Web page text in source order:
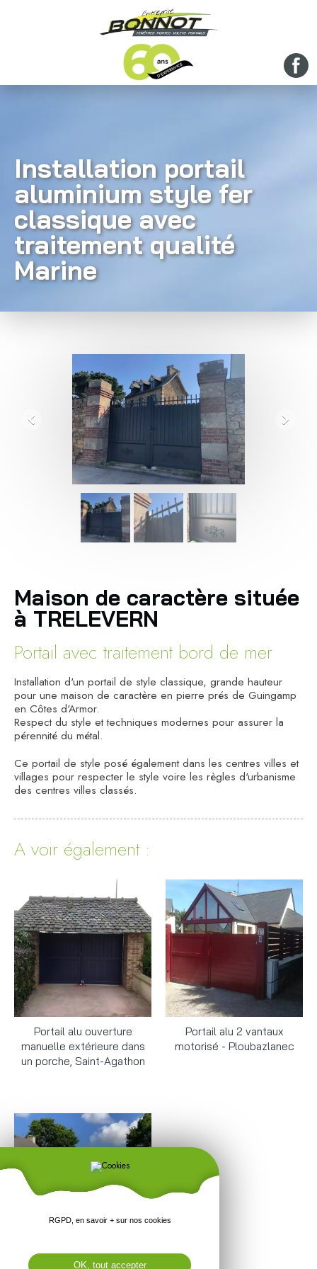
Installation portail
aluminium style fer
classique avec
traitement qualité
Marine
Maison de caractère située
à TRELEVERN
Portail avec traitement bord de mer
Installation d'un portail de style classique, grande hauteur
pour une maison de caractère en pierre prés de Guingamp
en Côtes d'Armor.
Respect du style et techniques modernes pour assurer la
pérennité du métal.
Ce portail de style posé également dans les centres villes et
villages pour respecter le style voire les règles d'urbanisme
des centres villes classés.
A voir également :
Portail alu ouverture
manuelle extérieure dans
un porche, Saint-Agathon
Portail alu 2 vantaux
motorisé - Ploubazlanec
Portail motorisé de style en
RGPD, en savoir + sur nos cookies
OK, tout accepter